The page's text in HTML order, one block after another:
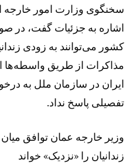
سخنگوی وزارت امور خارجه
اشاره به جزئیات گفت، در
کشور می‌توانند به زودی
مذاکرات از طریق واسطه‌ها
ایران در سازمان ملل به
تفصیلی پاسخ نداد.
وزیر خارجه عمان توافق میان
زندانیان را «نزدیک» خواند